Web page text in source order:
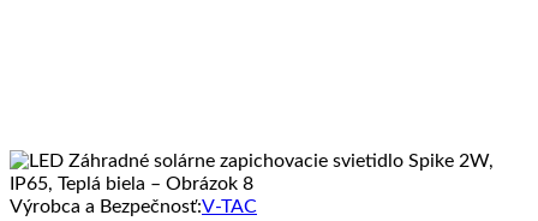
Výrobca a Bezpečnosť:V-TAC